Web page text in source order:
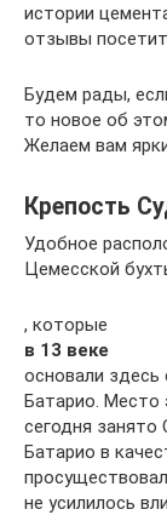
истории
отзывы
Будем рады,
то новое об
Желаем вам
Крепость
Удобное
Цемесской
, которые
в 13 веке
основали здесь
Батарио. Место
сегодня
Батарио в
не усилилось